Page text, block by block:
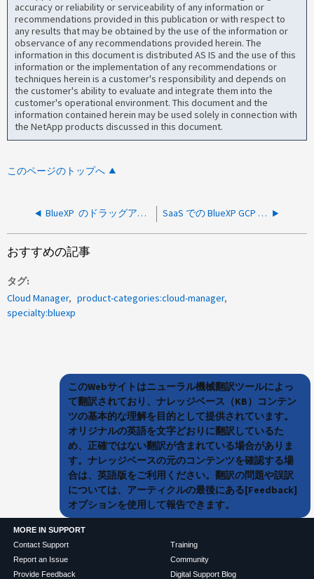
accuracy or reliability or serviceability of any information or
recommendations provided in this publication or with respect to
any results that may be obtained by the use of the information or
observance of any recommendations provided herein. The
information in this document is distributed AS IS and the use of this
information or the implementation of any recommendations or
techniques herein is a customer's responsibility and depends on
the customer's ability to evaluate and integrate them into the
customer's operational environment. This document and the
information contained herein may be used solely in connection with
the NetApp products discussed in this document.
このページのトップへ
BlueXP のドラッグアンドドロップレプリケーションがエラーで失敗しました SaaS での BlueXP GCP Connector の導入に失敗しました
おすすめの記事
タグ
Cloud Manager
product-categories:cloud-manager
specialty:bluexp
このWebサイトはニューラル機械翻訳ツールによっ
て翻訳されており、ナレッジベース（KB）コンテン
ツの基本的な理解を目的として提供されています。
オリジナルの英語を文字どおりに翻訳しているた
め、正確ではない翻訳が含まれている場合がありま
す。ナレッジベースの元のコンテンツを確認する場
合は、英語版をご利用ください。翻訳の問題や誤訳
については、アーティクルの最後にある[Feedback]
オプションを使用して報告できます。
MORE IN SUPPORT
Contact Support
Report an Issue
Provide Feedback
Training
Community
Digital Support Blog